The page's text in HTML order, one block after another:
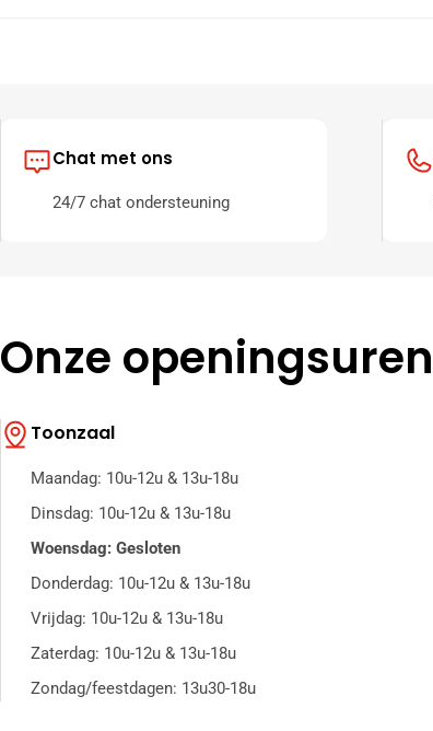
Chat met ons
24/7 chat ondersteuning
Onze openingsuren
Toonzaal
Maandag: 10u-12u & 13u-18u
Dinsdag: 10u-12u & 13u-18u
Woensdag: Gesloten
Donderdag: 10u-12u & 13u-18u
Vrijdag: 10u-12u & 13u-18u
Zaterdag: 10u-12u & 13u-18u
Zondag/feestdagen: 13u30-18u